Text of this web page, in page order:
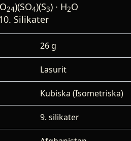
O24)(SO4)(S3) · H2O
Silikater
26 g
Lasurit
Kubiska (Isometriska)
9. silikater